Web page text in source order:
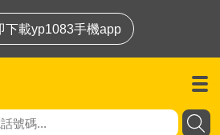
下載yp1083手機app